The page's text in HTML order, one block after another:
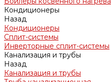
Кондиционеры
Назад
Кондиционеры
Сплит-системы
Инверторные сплит-системы
Канализация и трубы
Назад
Канализация и трубы